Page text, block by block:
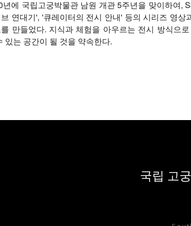
년에 국립고궁박물관 남원 개관 5주년을 맞이하여,
연대기', '큐레이터의 전시 안내' 등의 시리즈 영
만들었다. 지식과 체험을 아우르는 전시 방식으
있는 공간이 될 것을 약속한다.
국립 고